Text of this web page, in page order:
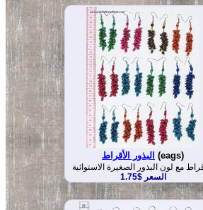
البذور الأقراط (eags)
مع لون البذور الصغيرة الاستوائية
السعر $1.75